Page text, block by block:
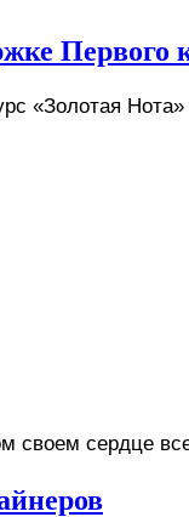
Первого
«Золотая Нота»
своем сердце